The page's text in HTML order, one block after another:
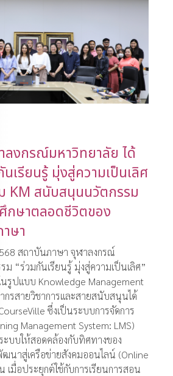
ลงกรณ์มหาวิทยาลัย ได้
เรียนรู้ มุ่งสู่ความเป็นเลิศ
KM สนับสนุนนวัตกรรม
กษาตลอดชีวิตของ
ษา
สถาบันภาษา จุฬาลงกรณ์
ม “ร่วมกันเรียนรู้ มุ่งสู่ความเป็นเลิศ”
นรูปแบบ Knowledge Management
รสายวิชาการและสายสนับสนุนได้
ซึ่งเป็นระบบการจัดการ
Management System: LMS)
บบให้สอดคล้องกับทิศทางของ
าสู่เครือข่ายสังคมออนไลน์ (Online
เมื่อประยุกต์ใช้กับการเรียนการสอน